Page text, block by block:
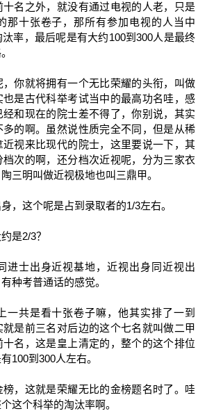
名之外，就没有通过电视的人老，只是
那十张卷子，那所有参加电视的人当中
率，最后呢是有大约100到300人是最终
你就将拥有一个无比荣耀的头衔，叫做
是古代科举考试当中的最高功名哇，感
和现在的院士差不得了，你别说，其实
多的啊。虽然说性质完全不同，但是从稀
视来比现代的院士，这里要说一下，其
次的啊，还分档次近视呢，分为三家衣
三明叫做近视极地也叫三鼎甲。
，这个呢是占到录取者的1/3左右。
是2/3？
进士出身近视基地，近视出身同近视出
种考普通话的感觉。
一共是看十张卷子嘛，他其实排了一到
是前三名对后边的这个七名就叫做二甲
名，这是皇上清定的，整个的这个排位
100到300人左右。
，这就是荣耀无比的金榜题名时了。哇
这个科举的淘汰率啊。